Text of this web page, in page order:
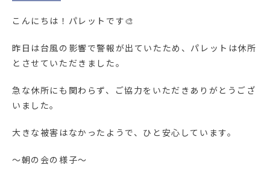
こんにちは！パレットです🎨
昨日は台風の影響で警報が出ていたため、パレットは休所
とさせていただきました。
急な休所にも関わらず、ご協力をいただきありがとうござ
いました。
大きな被害はなかったようで、ひと安心しています。
～朝の会の様子～